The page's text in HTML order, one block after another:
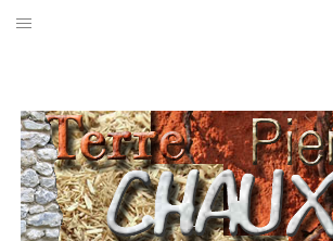
Aller
PARTICIPATIFS
CHANTIERS RÉALISÉS